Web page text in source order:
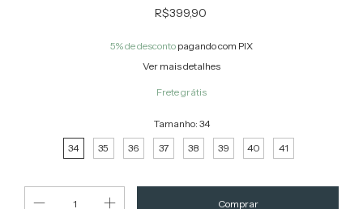
R$399,90
5% de desconto pagando com PIX
Ver mais detalhes
Frete grátis
Tamanho: 34
34
35 36 37 38 39 40 41